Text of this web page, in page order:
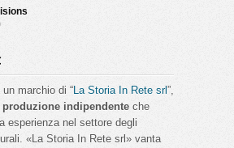
un marchio di “La Storia In Rete srl”,
indipendente che
esperienza nel settore degli
«La Storia In Rete srl» vanta